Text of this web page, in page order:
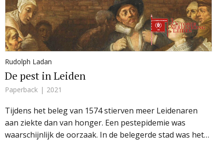
Rudolph Ladan
De pest in Leiden
Paperback 2021
Tijdens het beleg van 1574 stierven meer Leidenaren
aan ziekte dan van honger. Een pestepidemie was
waarschijnlijk de oorzaak. In de belegerde stad was het…